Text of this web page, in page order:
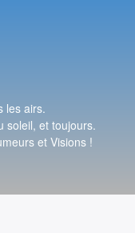
les airs.
soleil, et toujours.
et Visions !